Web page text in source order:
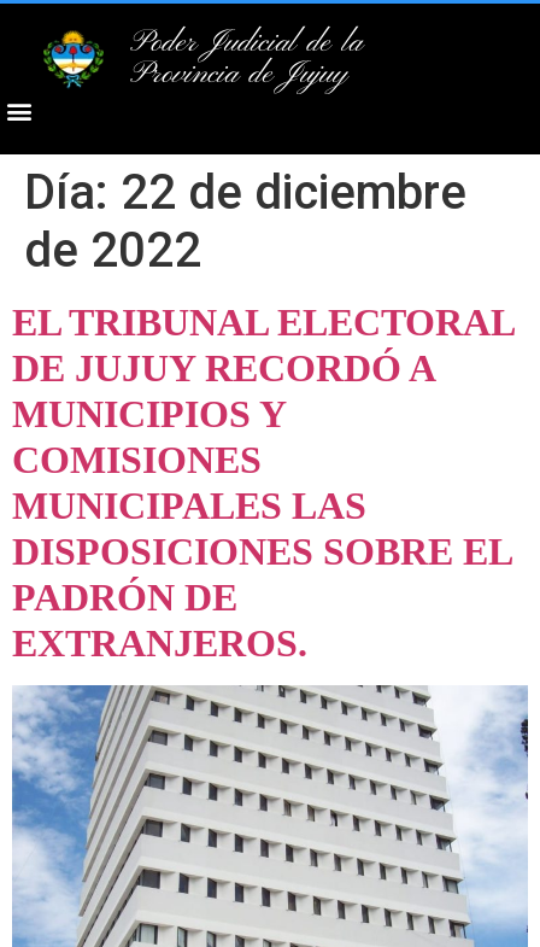
Poder Judicial de la
Provincia de Jujuy
Día: 22 de diciembre
de 2022
EL TRIBUNAL ELECTORAL
DE JUJUY RECORDÓ A
MUNICIPIOS Y
COMISIONES
MUNICIPALES LAS
DISPOSICIONES SOBRE EL
PADRÓN DE
EXTRANJEROS.